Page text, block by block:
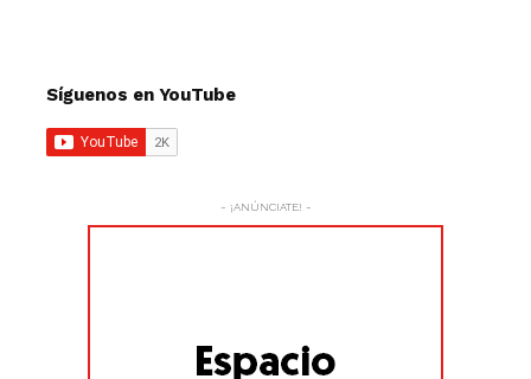
Síguenos en YouTube
- ¡ANÚNCIATE! -